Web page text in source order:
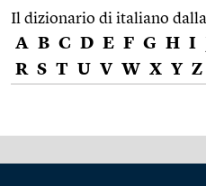
Il dizionario di italiano
A B C D E F G H I
R S T U V W X Y Z